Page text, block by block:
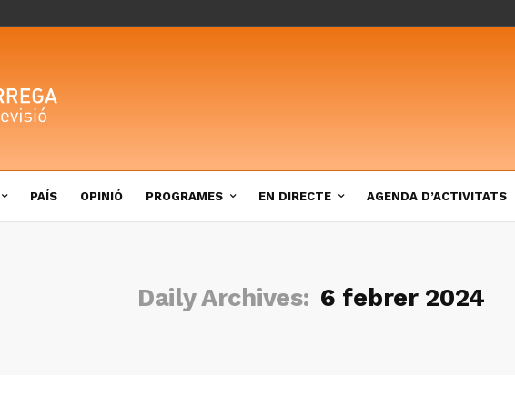
PAÍS OPINIÓ PROGRAMES EN DIRECTE AGENDA D’ACTIVITATS
Daily Archives: 6 febrer 2024